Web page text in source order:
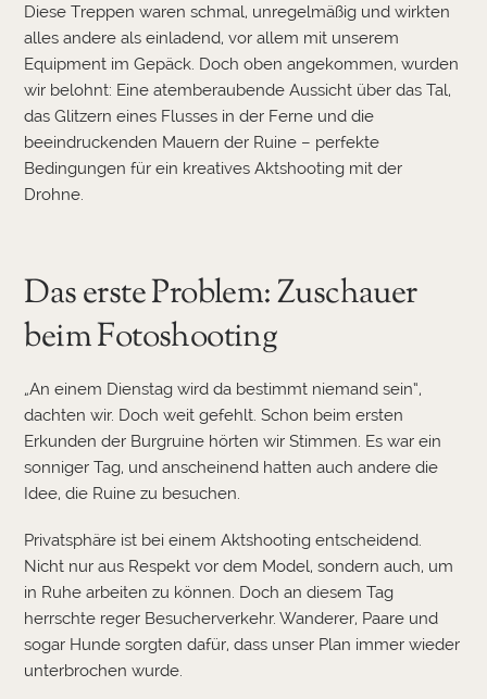
Diese Treppen waren schmal, unregelmäßig und wirkten
alles andere als einladend, vor allem mit unserem
Equipment im Gepäck. Doch oben angekommen, wurden
wir belohnt: Eine atemberaubende Aussicht über das Tal,
das Glitzern eines Flusses in der Ferne und die
beeindruckenden Mauern der Ruine – perfekte
Bedingungen für ein kreatives Aktshooting mit der
Drohne.
Das erste Problem: Zuschauer
beim Fotoshooting
„An einem Dienstag wird da bestimmt niemand sein“,
dachten wir. Doch weit gefehlt. Schon beim ersten
Erkunden der Burgruine hörten wir Stimmen. Es war ein
sonniger Tag, und anscheinend hatten auch andere die
Idee, die Ruine zu besuchen.
Privatsphäre ist bei einem Aktshooting entscheidend.
Nicht nur aus Respekt vor dem Model, sondern auch, um
in Ruhe arbeiten zu können. Doch an diesem Tag
herrschte reger Besucherverkehr. Wanderer, Paare und
sogar Hunde sorgten dafür, dass unser Plan immer wieder
unterbrochen wurde.